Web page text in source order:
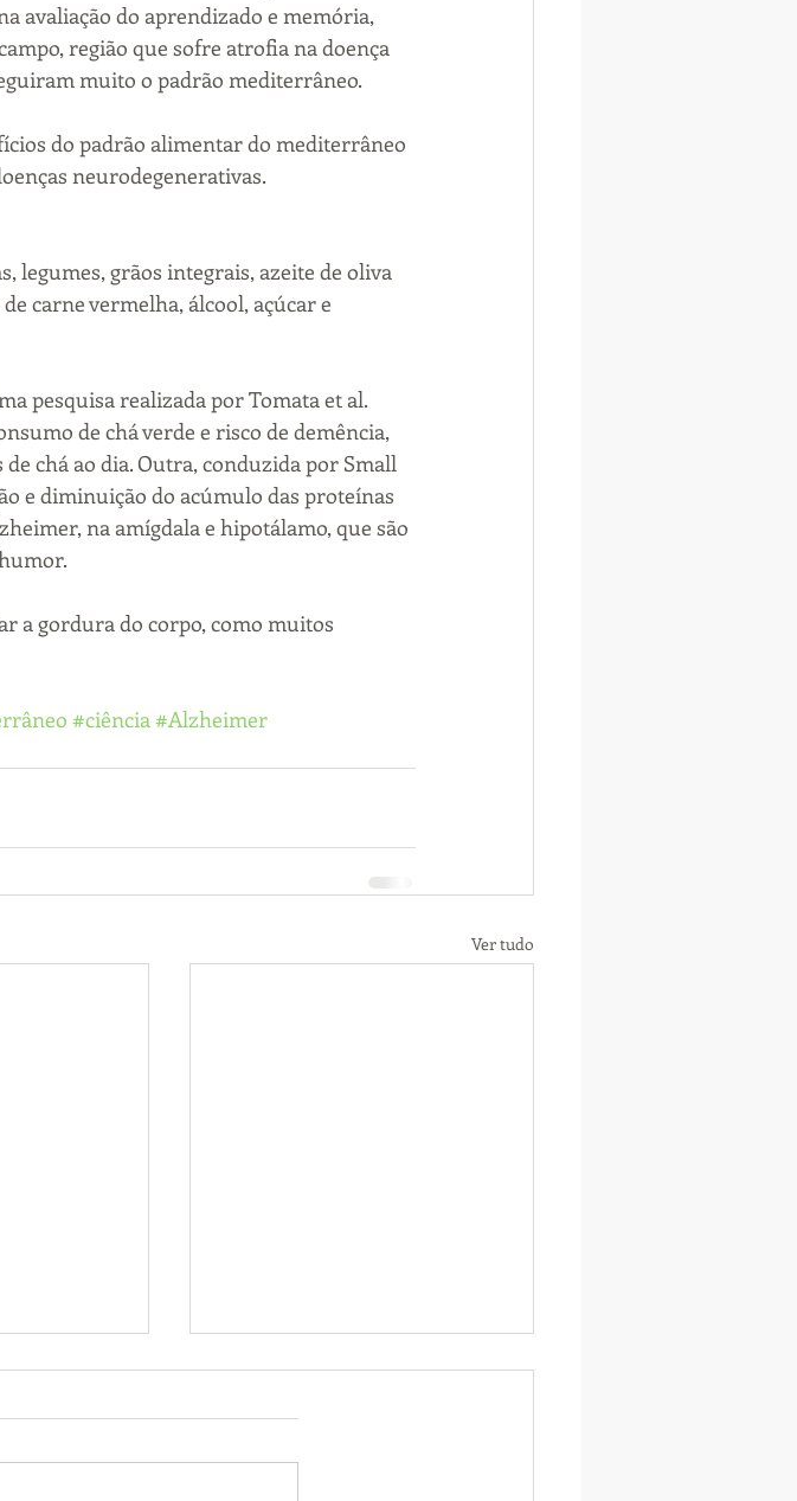
avaliação do aprendizado e memória,
região que sofre atrofia na doença
muito o padrão mediterrâneo.
do padrão alimentar do mediterrâneo
neurodegenerativas.
legumes, grãos integrais, azeite de oliva
carne vermelha, álcool, açúcar e
pesquisa realizada por Tomata et al.
de chá verde e risco de demência,
chá ao dia. Outra, conduzida por Small
e diminuição do acúmulo das proteínas
na amígdala e hipotálamo, que são
a gordura do corpo, como muitos
#ciência#Alzheimer
Ver tudo